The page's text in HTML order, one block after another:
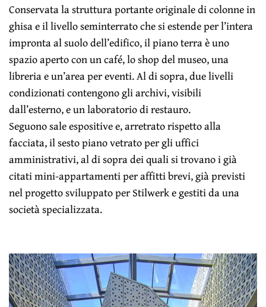
Conservata la struttura portante originale di colonne in
ghisa e il livello seminterrato che si estende per l’intera
impronta al suolo dell’edifico, il piano terra è uno
spazio aperto con un café, lo shop del museo, una
libreria e un’area per eventi. Al di sopra, due livelli
condizionati contengono gli archivi, visibili
dall’esterno, e un laboratorio di restauro.
Seguono sale espositive e, arretrato rispetto alla
facciata, il sesto piano vetrato per gli uffici
amministrativi, al di sopra dei quali si trovano i già
citati mini-appartamenti per affitti brevi, già previsti
nel progetto sviluppato per Stilwerk e gestiti da una
società specializzata.